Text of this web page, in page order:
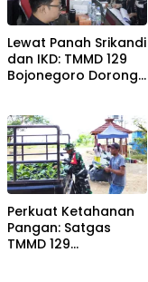
Lewat Panah Srikandi
dan IKD: TMMD 129
Bojonegoro Dorong
Perkuat Ketahanan
Pangan: Satgas
TMMD 129